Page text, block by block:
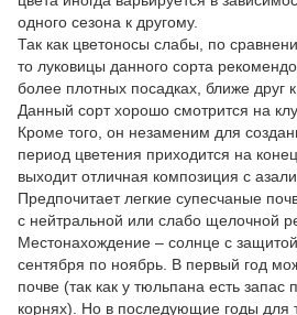
одного сезона к другому.
Так как цветоносы слабы, по
то луковицы данного сорта
более плотных посадках, ближе друг к
Данный сорт хорошо смотрится на
Кроме того, он незаменим для
период цветения приходится на
выходит отличная композиция с
Предпочитает легкие супесчаные
с нейтральной или слабо щелочной
Местонахождение – солнце с
сентября по ноябрь. В первый год
почве (так как у тюльпана есть запас
корнях). Но в последующие годы для